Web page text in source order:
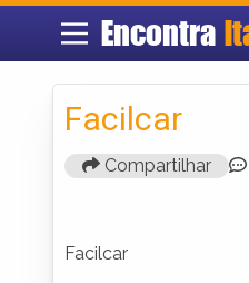
Encontra
Facilcar
Compartilhar
Facilcar